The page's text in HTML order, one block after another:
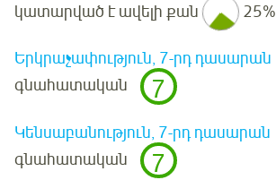
կատարված է ավելի քան
25%
Երկրաչափություն, 7-րդ դասարան
գնահատական
7
Կենսաբանություն, 7-րդ դասարան
գնահատական
7